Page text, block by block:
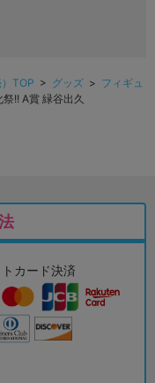
TOP > グッズ > フィギュ
!! A賞 緑谷出久
カード決済